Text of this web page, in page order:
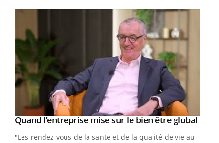
Youtube
Quand l’entreprise mise sur le bien être global
"Les rendez-vous de la santé et de la qualité de vie au